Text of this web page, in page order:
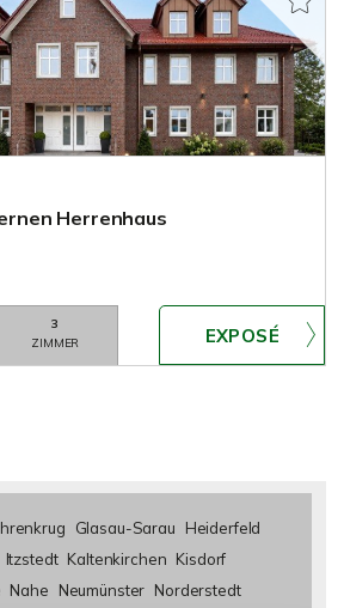
Herrenhaus
3
ZIMMER
Glasau-Sarau
Heiderfeld
Itzstedt Kaltenkirchen Kisdorf
Nahe Neumünster Norderstedt